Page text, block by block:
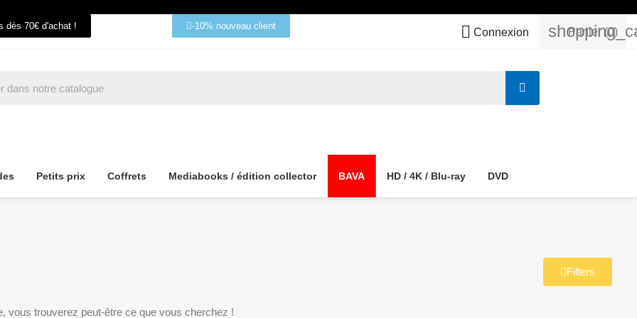
dès 70€ d'achat ! -10% nouveau client  Connexion Panier (0)
Petits prix Coffrets Mediabooks / édition collector BAVA HD / 4K / Blu-ray DVD
Filters
vous trouverez peut-être ce que vous cherchez !